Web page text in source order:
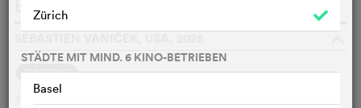
SYNOPSIS
Nach dem Tod ihres Mannes sucht eine Frau Trost bei ihren
Zürich
STÄDTE MIT MIND. 6 KINO-BETRIEBEN
Basel